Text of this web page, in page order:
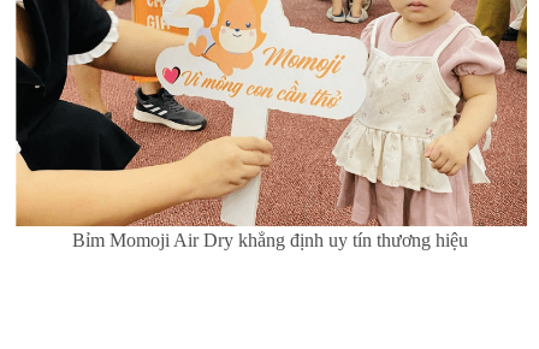
Bỉm Momoji Air Dry khẳng định uy tín thương hiệu